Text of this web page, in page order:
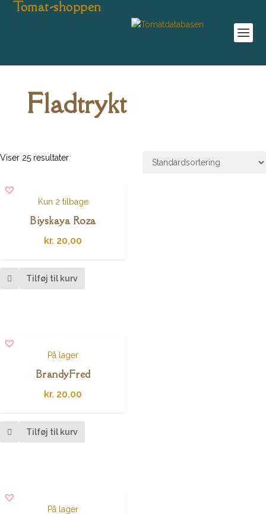
Tomat-shoppen
Fladtrykt
Viser 25 resultater
Kun 2 tilbage
Biyskaya Roza
kr. 20,00
Tilføj til kurv
På lager
BrandyFred
kr. 20,00
Tilføj til kurv
På lager